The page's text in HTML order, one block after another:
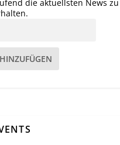
die aktuellsten News zu
HINZUFÜGEN